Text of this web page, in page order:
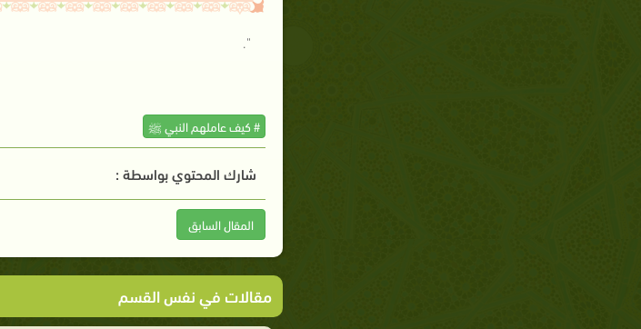
".
# كيف عاملهم النبي ﷺ
شارك المحتوي بواسطة :
المقال السابق
مقالات في نفس القسم